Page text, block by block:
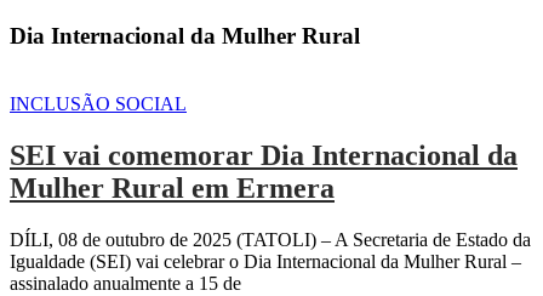
Dia Internacional da Mulher Rural
INCLUSÃO SOCIAL
SEI vai comemorar Dia Internacional da
Mulher Rural em Ermera
DÍLI, 08 de outubro de 2025 (TATOLI) – A Secretaria de Estado da
Igualdade (SEI) vai celebrar o Dia Internacional da Mulher Rural –
assinalado anualmente a 15 de